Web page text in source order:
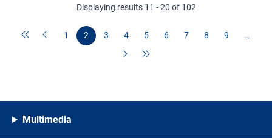
Displaying results 11 - 20 of 102
1 2 3 4 5 6 7 8 9 …
Multimedia